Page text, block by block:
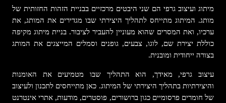
מיתוג ועיצוב גרפי הם שני היבטים מרכזיים בבניית הזהות החזותית של
מותג. המיתוג מתייחס לתהליך היצירתי שבו מגדירים את המותג, את
ערכיו, ואת המסרים שהוא מעוניין להעביר לציבור. בניית מיתוג מקיפה
כוללת יצירת שם, לוגו, צבעים, גופנים וסמלים המייצגים את המותג
בצורה ייחודית ומובנית.
עיצוב גרפי, מאידך, הוא התהליך שבו מטמיעים את האומנות
והיצירתיות בתהליך היצירתי של המיתוג. כאן מתייחסים לתכנון ולעיצוב
של חומרים פרסומיים כגון ברושורים, פוסטרים, מודעות, אתרי אינטרנט